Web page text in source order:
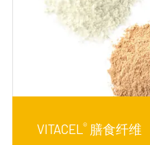
VITACEL® 膳食纤维